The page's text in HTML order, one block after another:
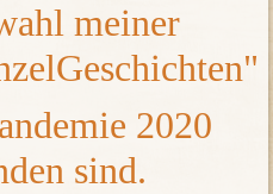
meiner
2020
sind.